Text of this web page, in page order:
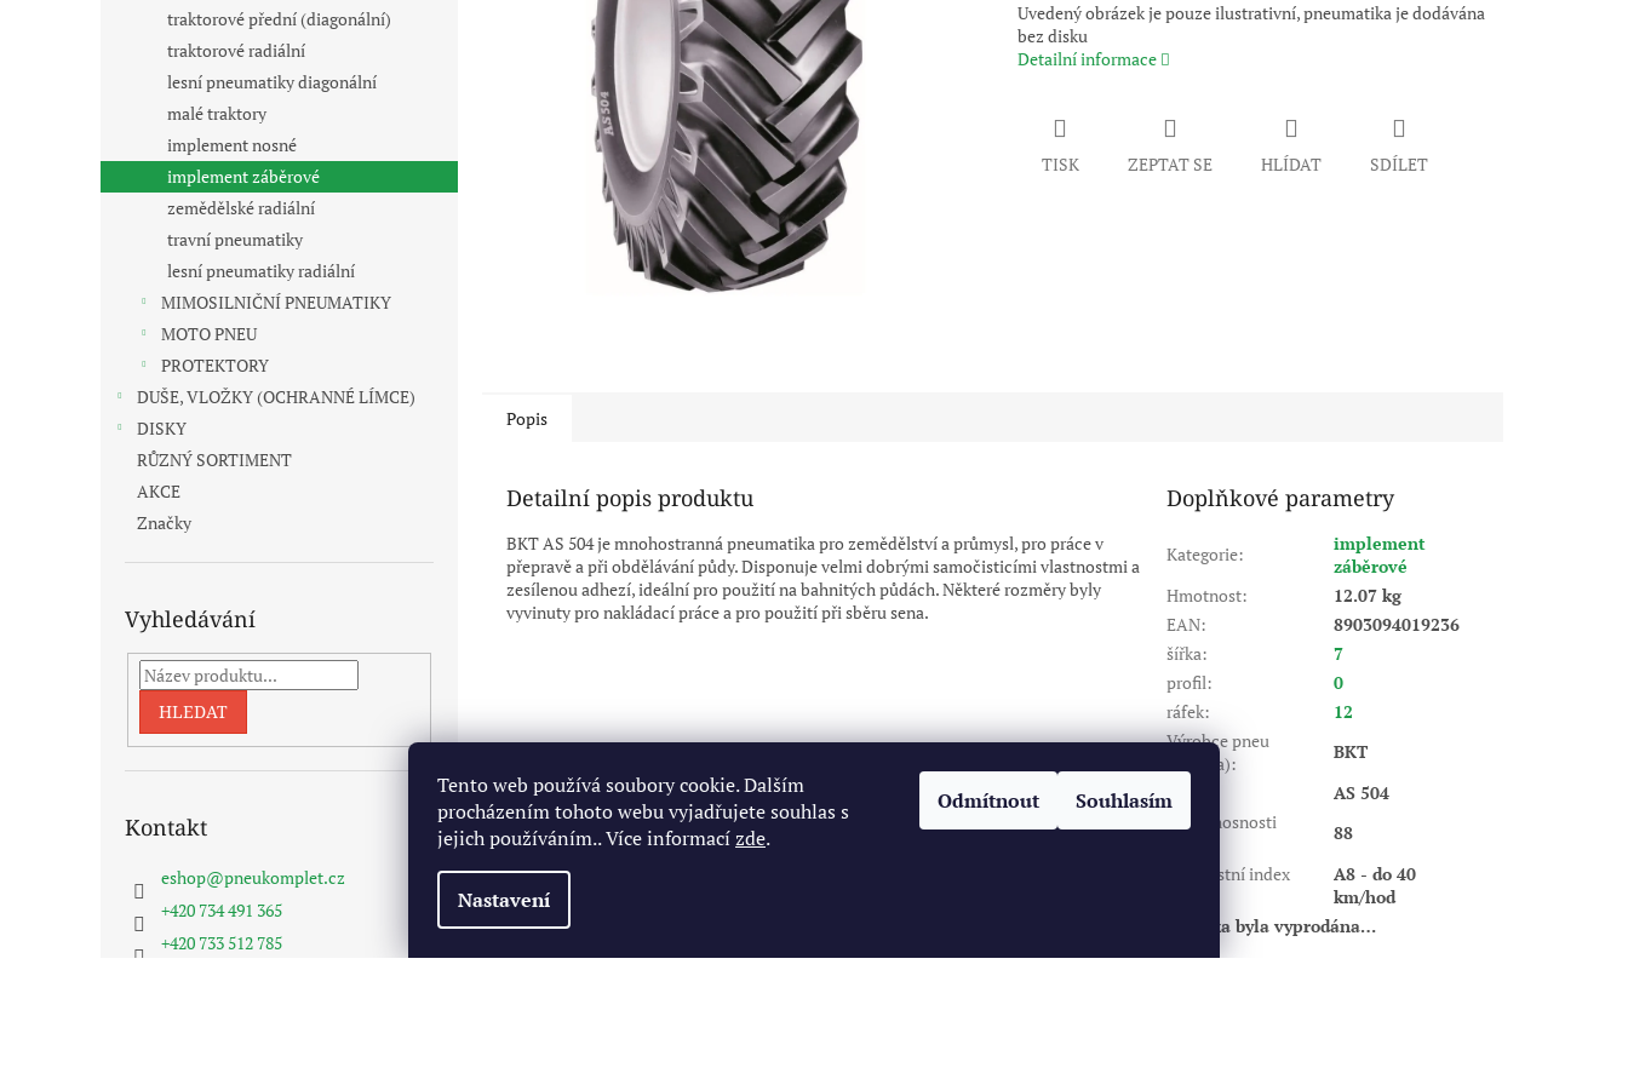
Tento web používá soubory cookie. Dalším
procházením tohoto webu vyjadřujete souhlas s
jejich používáním.. Více informacízde.
Nastavení
Odmítnout Souhlasím
traktorové přední (diagonální)
traktorové radiální
lesní pneumatiky diagonální
malé traktory
implement nosné
implement záběrové
zemědělské radiální
travní pneumatiky
lesní pneumatiky radiální
MIMOSILNIČNÍ PNEUMATIKY
MOTO PNEU
PROTEKTORY
DUŠE, VLOŽKY (OCHRANNÉ LÍMCE)
DISKY
RŮZNÝ SORTIMENT
AKCE
Značky
Vyhledávání
HLEDAT
Kontakt
eshop@pneukomplet.cz
+420 734 491 365
+420 733 512 785
Uvedený obrázek je pouze ilustrativní, pneumatika je dodávána
bez disku
Detailní informace
TISK ZEPTAT SE HLÍDAT SDÍLET
Popis
Detailní popis produktu
BKT AS 504 je mnohostranná pneumatika pro zemědělství a průmysl, pro práce v
přepravě a při obdělávání půdy. Disponuje velmi dobrými samočisticími vlastnostmi a
zesílenou adhezí, ideální pro použití na bahnitých půdách. Některé rozměry byly
vyvinuty pro nakládací práce a pro použití při sběru sena.
Doplňkové parametry
Kategorie:
implement
záběrové
Hmotnost:
12.07 kg
EAN:
8903094019236
šířka:
7
profil:
0
ráfek:
12
Výrobce pneu
(značka):
BKT
Dezén
AS 504
Index nosnosti
88
Rychlostní index
A8 - do 40
km/hod
Položka byla vyprodána…